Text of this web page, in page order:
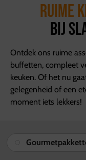
Ruime
Bij
Ontdek ons ruime
buffetten, compleet
keuken. Of het nu
gelegenheid of een
moment iets lekkers!